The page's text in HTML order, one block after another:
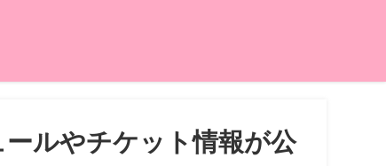
ールやチケット情報が公